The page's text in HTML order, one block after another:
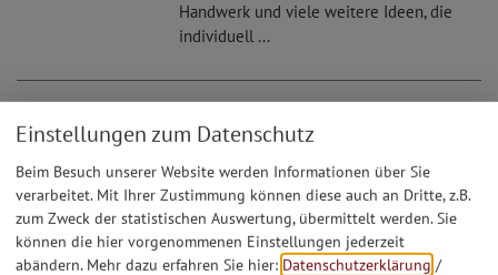
Handwerk und viele weitere Ideen, die
individuell ...
Workshop - Bronzeguss mit
Christian Frey +++ ausgebucht!+++
Unter fachkundiger Anleitung eines
Bronzeschmieds tauchen die Teilnehmer
in die Welt der Römer und des
Einstellungen zum Datenschutz
Beim Besuch unserer Website werden Informationen über Sie
verarbeitet. Mit Ihrer Zustimmung können diese auch an Dritte, z.B.
zum Zweck der statistischen Auswertung, übermittelt werden. Sie
können die hier vorgenommenen Einstellungen jederzeit
abändern. Mehr dazu erfahren Sie hier: Datenschutzerklärung /